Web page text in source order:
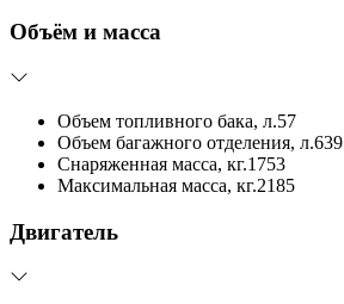
Объём и масса
Объем топливного бака, л.57
Объем багажного отделения, л.639
Снаряженная масса, кг.1753
Максимальная масса, кг.2185
Двигатель